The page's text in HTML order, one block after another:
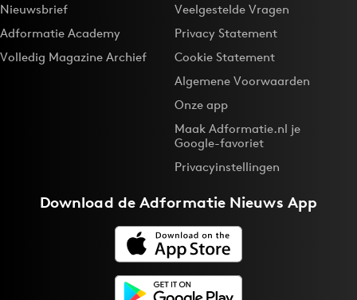
Nieuwsbrief
Adformatie Academy
Volledig Magazine Archief
Veelgestelde Vragen
Privacy Statement
Cookie Statement
Algemene Voorwaarden
Onze app
Maak Adformatie.nl je
Google-favoriet
Privacyinstellingen
Download deAdformatie Nieuws App